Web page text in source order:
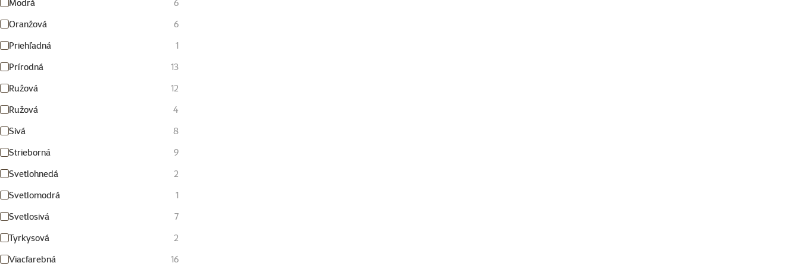
Modrá
6
Oranžová
6
Priehľadná
1
Prírodná
13
Ružová
12
Ružová
4
Sivá
8
Strieborná
9
Svetlohnedá
2
Svetlomodrá
1
Svetlosivá
7
Tyrkysová
2
Viacfarebná
16